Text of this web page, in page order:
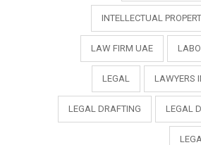
INTELLECTUAL
LAW FIRM UAE
LAWYERS
LEGAL
LEGAL
LEGAL DRAFTING